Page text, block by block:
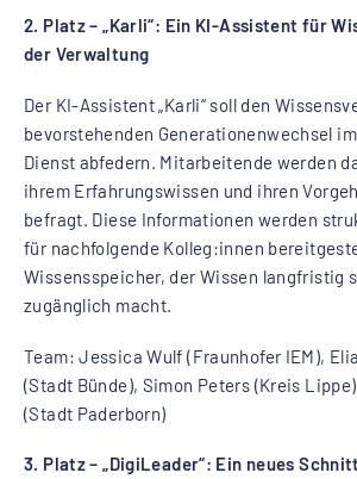
2. Platz – „Karli“: Ein KI-Assistent für
der Verwaltung
Der KI-Assistent „Karli“ soll den
bevorstehenden Generationenwechsel
Dienst abfedern. Mitarbeitende werden
ihrem Erfahrungswissen und ihren
befragt. Diese Informationen werden
für nachfolgende Kolleg:innen
Wissensspeicher, der Wissen langfristig
zugänglich macht.
Team: Jessica Wulf (Fraunhofer IEM),
(Stadt Bünde), Simon Peters (Kreis
(Stadt Paderborn)
3. Platz – „DigiLeader“: Ein neues